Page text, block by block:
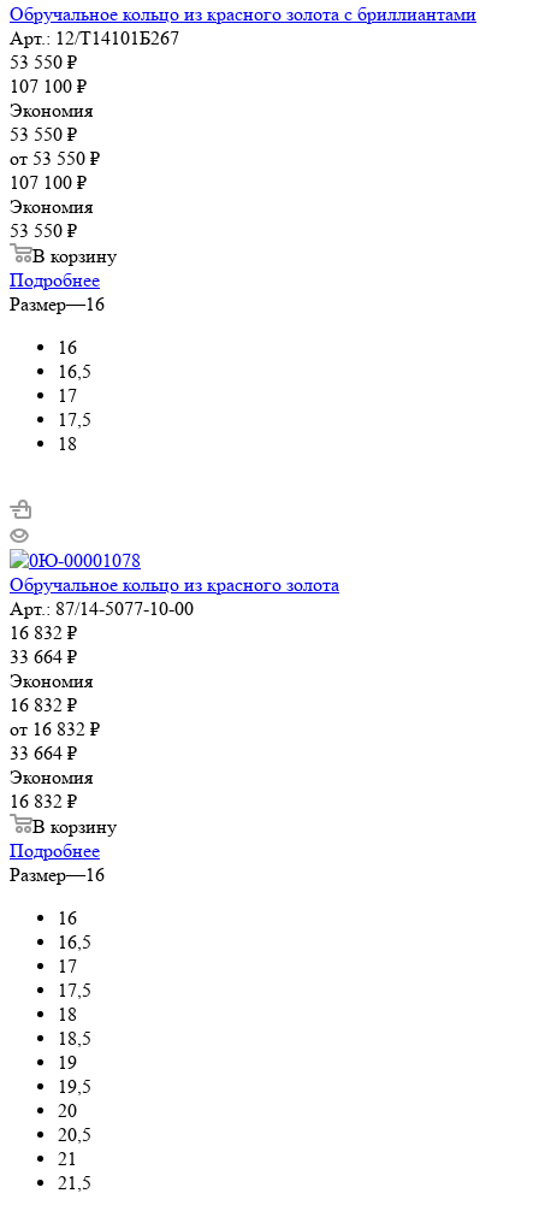
Обручальное кольцо из красного золота с бриллиантами
Арт.: 12/Т14101Б267
53 550 ₽
107 100 ₽
Экономия
53 550 ₽
от 53 550 ₽
107 100 ₽
Экономия
53 550 ₽
В корзину
Подробнее
Размер—16
16
16,5
17
17,5
18
Обручальное кольцо из красного золота
Арт.: 87/14-5077-10-00
16 832 ₽
33 664 ₽
Экономия
16 832 ₽
от 16 832 ₽
33 664 ₽
Экономия
16 832 ₽
В корзину
Подробнее
Размер—16
16
16,5
17
17,5
18
18,5
19
19,5
20
20,5
21
21,5